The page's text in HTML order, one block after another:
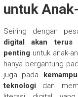
untuk
Seiring dengan
digital akan terus
penting untuk anak-
hanya bergantung
juga pada
teknologi dan